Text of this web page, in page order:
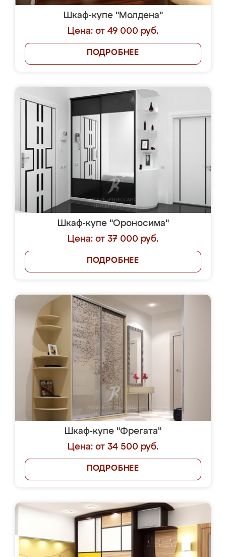
Шкаф-купе "Молдена"
Цена: от 49 000 руб.
ПОДРОБНЕЕ
Шкаф-купе "Ороносима"
Цена: от 37 000 руб.
ПОДРОБНЕЕ
Шкаф-купе "Фрегата"
Цена: от 34 500 руб.
ПОДРОБНЕЕ